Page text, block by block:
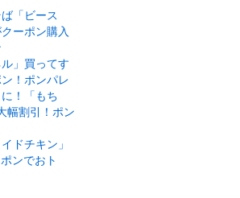
「ビース
ーポン購入
ル」買ってす
！ポンパレ
！「もち
幅割引！ポン
ドチキン」
ンでおト